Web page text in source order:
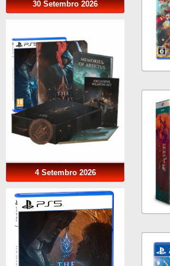
30 Setembro 2026
4 Setembro 2026